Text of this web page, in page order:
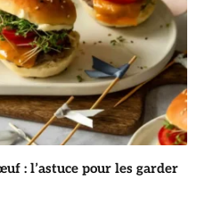
: l’astuce pour les garder